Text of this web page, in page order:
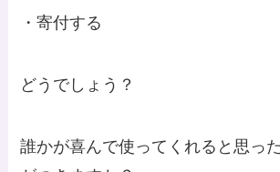
・寄付する
どうでしょう？
誰かが喜んで使ってくれると思っ